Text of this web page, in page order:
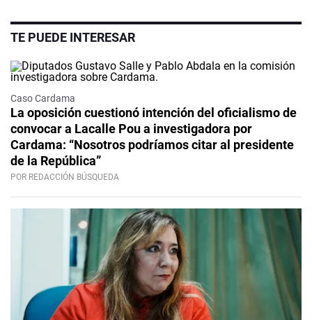
TE PUEDE INTERESAR
Caso Cardama
La oposición cuestionó intención del oficialismo de
convocar a Lacalle Pou a investigadora por
Cardama: “Nosotros podríamos citar al presidente
de la República”
POR REDACCIÓN BÚSQUEDA